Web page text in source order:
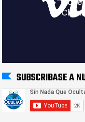
SUBSCRIBASE A